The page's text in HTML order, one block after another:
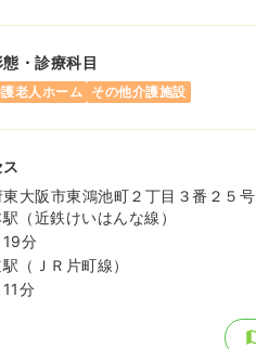
・診療科目
老人ホーム その他介護施設
東大阪市東鴻池町２丁目３番２５号
（近鉄けいはんな線）
19分
（ＪＲ片町線）
分